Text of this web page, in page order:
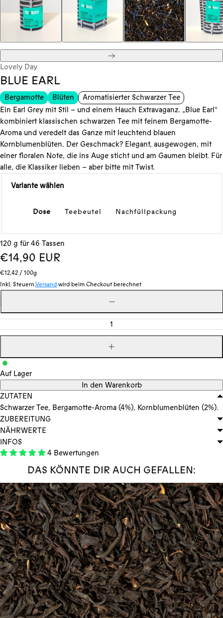
Lovely Day
BLUE EARL
Bergamotte Blüten
Aromatisierter Schwarzer Tee
Ein Earl Grey mit Stil – und einem Hauch Extravaganz. „Blue Earl“
kombiniert klassischen schwarzen Tee mit feinem Bergamotte-
Aroma und veredelt das Ganze mit leuchtend blauen
Kornblumenblüten. Der Geschmack? Elegant, ausgewogen, mit
einer floralen Note, die ins Auge sticht und am Gaumen bleibt. Für
alle, die Klassiker lieben – aber bitte mit Twist.
Variante wählen
Dose Teebeutel Nachfüllpackung
120 g für 46 Tassen
Regulärer
Preis
€14,90 EUR
Stückpreis
€12,42/pro
100g
Inkl. Steuern.Versandwird beim Checkout berechnet
Menge
Menge
Menge
Auf Lager
In den Warenkorb
ZUTATEN
Schwarzer Tee, Bergamotte-Aroma (4%), Kornblumenblüten (2%).
ZUBEREITUNG
NÄHRWERTE
INFOS
4 Bewertungen
DAS KÖNNTE DIR AUCH GEFALLEN: